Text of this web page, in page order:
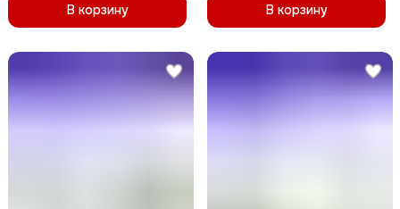
В корзину В корзину